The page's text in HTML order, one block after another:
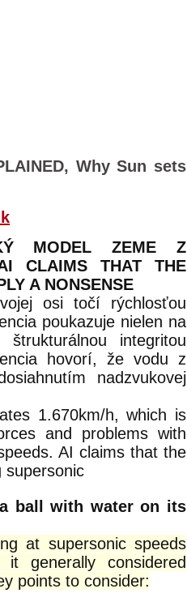
Why Sun sets
MODEL ZEME Z
CLAIMS THAT THE
A NONSENSE
osi točí rýchlosťou
poukazuje nielen na
integritou
hovorí, že vodu z
nadzvukovej
1.670km/h, which is
and problems with
AI claims that the
supersonic
ball with water on its
at supersonic speeds
generally considered
points to consider: